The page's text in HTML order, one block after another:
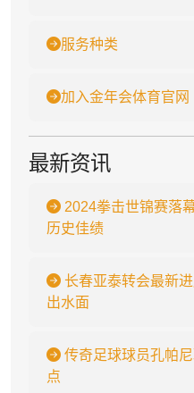
服务种类
加入金年会体育官网
最新资讯
2024拳击世锦赛落
历史佳绩
长春亚泰转会最新
出水面
传奇足球球员孔帕
点